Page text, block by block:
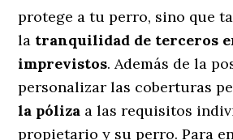
protege a tu perro, sino que
la tranquilidad de terceros
imprevistos. Además de la
personalizar las coberturas
la póliza a las requisitos
propietario y su perro. Para